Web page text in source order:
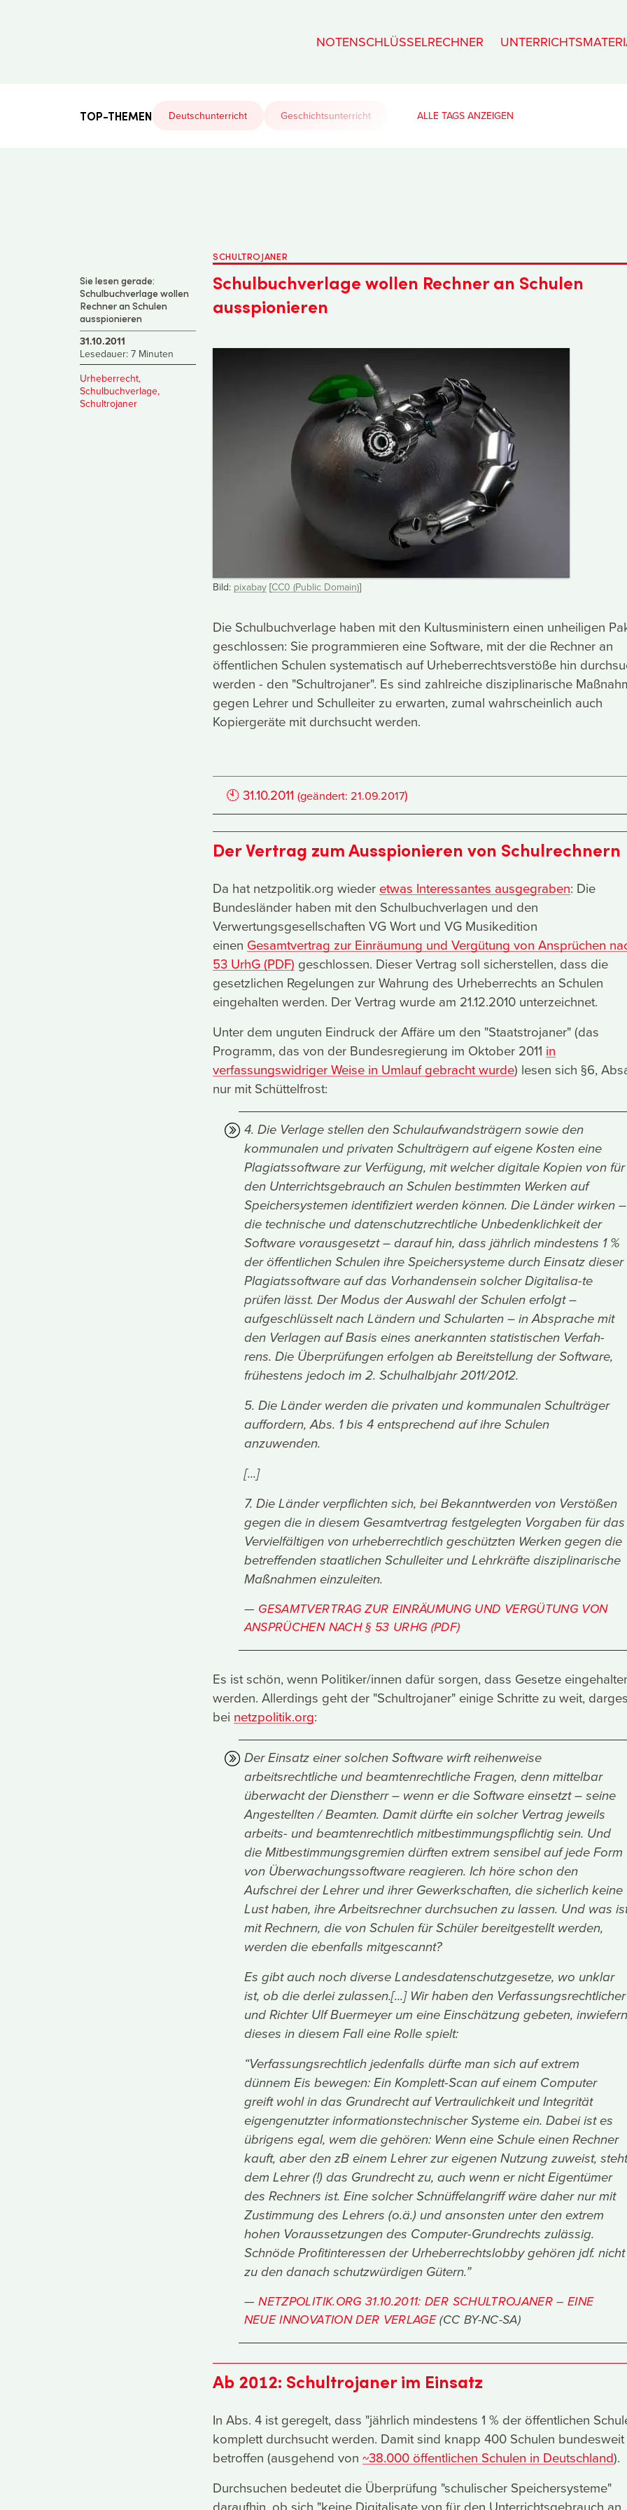
NOTENSCHLÜSSELRECHNER
TOP-THEMEN Deutschunterricht Geschichtsunterricht ALLE TAGS
Sie lesen gerade:
Schulbuchverlage wollen
Rechner an Schulen
ausspionieren
31.10.2011
Lesedauer: 7 Minuten
Urheberrecht,
Schulbuchverlage,
Schultrojaner
SCHULTROJANER
Schulbuchverlage wollen Rechner an Schulen
ausspionieren
Bild: pixabay [CC0 (Public Domain)]
Die Schulbuchverlage haben mit den Kultusministern einen unheiligen
geschlossen: Sie programmieren eine Software, mit der die Rechner an
öffentlichen Schulen systematisch auf Urheberrechtsverstöße hin
werden - den "Schultrojaner". Es sind zahlreiche disziplinarische
gegen Lehrer und Schulleiter zu erwarten, zumal wahrscheinlich auch
Kopiergeräte mit durchsucht werden.
🕙31.10.2011 (geändert:21.09.2017)
Der Vertrag zum Ausspionieren von Schulrechnern
Da hat netzpolitik.org wiederetwas Interessantes ausgegraben: Die
Bundesländer haben mit den Schulbuchverlagen und den
Verwertungsgesellschaften VG Wort und VG Musikedition
einen Gesamtvertrag zur Einräumung und Vergütung von Ansprüchen
53 UrhG (PDF) geschlossen. Dieser Vertrag soll sicherstellen, dass die
gesetzlichen Regelungen zur Wahrung des Urheberrechts an Schulen
eingehalten werden. Der Vertrag wurde am 21.12.2010 unterzeichnet.
Unter dem unguten Eindruck der Affäre um den "Staatstrojaner" (das
Programm, das von der Bundesregierung im Oktober 2011 in
verfassungswidriger Weise in Umlauf gebracht wurde) lesen sich §6,
nur mit Schüttelfrost:
4. Die Verlage stellen den Schulaufwandsträgern sowie den
kommunalen und privaten Schulträgern auf eigene Kosten eine
Plagiatssoftware zur Verfügung, mit welcher digitale Kopien von für
den Unterrichtsgebrauch an Schulen bestimmten Werken auf
Speichersystemen identifiziert werden können. Die Länder wirken –
die technische und datenschutzrechtliche Unbedenklichkeit der
Software vorausgesetzt – darauf hin, dass jährlich mindestens 1 %
der öffentlichen Schulen ihre Speichersysteme durch Einsatz dieser
Plagiatssoftware auf das Vorhandensein solcher Digitalisa-te
prüfen lässt. Der Modus der Auswahl der Schulen erfolgt –
aufgeschlüsselt nach Ländern und Schularten – in Absprache mit
den Verlagen auf Basis eines anerkannten statistischen Verfah-
rens. Die Überprüfungen erfolgen ab Bereitstellung der Software,
frühestens jedoch im 2. Schulhalbjahr 2011/2012.
5. Die Länder werden die privaten und kommunalen Schulträger
auffordern, Abs. 1 bis 4 entsprechend auf ihre Schulen
anzuwenden.
[...]
7. Die Länder verpflichten sich, bei Bekanntwerden von Verstößen
gegen die in diesem Gesamtvertrag festgelegten Vorgaben für das
Vervielfältigen von urheberrechtlich geschützten Werken gegen die
betreffenden staatlichen Schulleiter und Lehrkräfte disziplinarische
Maßnahmen einzuleiten.
GESAMTVERTRAG ZUR EINRÄUMUNG UND VERGÜTUNG VON
ANSPRÜCHEN NACH § 53 URHG (PDF)
Es ist schön, wenn Politiker/innen dafür sorgen, dass Gesetze
werden. Allerdings geht der "Schultrojaner" einige Schritte zu weit,
bei netzpolitik.org:
Der Einsatz einer solchen Software wirft reihenweise
arbeitsrechtliche und beamtenrechtliche Fragen, denn mittelbar
überwacht der Dienstherr – wenn er die Software einsetzt – seine
Angestellten / Beamten. Damit dürfte ein solcher Vertrag jeweils
arbeits- und beamtenrechtlich mitbestimmungspflichtig sein. Und
die Mitbestimmungsgremien dürften extrem sensibel auf jede Form
von Überwachungssoftware reagieren. Ich höre schon den
Aufschrei der Lehrer und ihrer Gewerkschaften, die sicherlich keine
Lust haben, ihre Arbeitsrechner durchsuchen zu lassen. Und was
mit Rechnern, die von Schulen für Schüler bereitgestellt werden,
werden die ebenfalls mitgescannt?
Es gibt auch noch diverse Landesdatenschutzgesetze, wo unklar
ist, ob die derlei zulassen.[...] Wir haben den Verfassungsrechtlicher
und Richter Ulf Buermeyer um eine Einschätzung gebeten, inwiefern
dieses in diesem Fall eine Rolle spielt:
“Verfassungsrechtlich jedenfalls dürfte man sich auf extrem
dünnem Eis bewegen: Ein Komplett-Scan auf einem Computer
greift wohl in das Grundrecht auf Vertraulichkeit und Integrität
eigengenutzter informationstechnischer Systeme ein. Dabei ist es
übrigens egal, wem die gehören: Wenn eine Schule einen Rechner
kauft, aber den zB einem Lehrer zur eigenen Nutzung zuweist, steht
dem Lehrer (!) das Grundrecht zu, auch wenn er nicht Eigentümer
des Rechners ist. Eine solcher Schnüffelangriff wäre daher nur mit
Zustimmung des Lehrers (o.ä.) und ansonsten unter den extrem
hohen Voraussetzungen des Computer-Grundrechts zulässig.
Schnöde Profitinteressen der Urheberrechtslobby gehören jdf. nicht
zu den danach schutzwürdigen Gütern.”
NETZPOLITIK.ORG 31.10.2011: DER SCHULTROJANER – EINE
NEUE INNOVATION DER VERLAGE(CC BY-NC-SA)
Ab 2012: Schultrojaner im Einsatz
In Abs. 4 ist geregelt, dass "jährlich mindestens 1 % der öffentlichen
komplett durchsucht werden. Damit sind knapp 400 Schulen bundesweit
betroffen (ausgehend von ~38.000 öffentlichen Schulen in Deutschland).
Durchsuchen bedeutet die Überprüfung "schulischer Speichersysteme"
daraufhin, ob sich "keine Digitalisate von für den Unterrichtsgebrauch an